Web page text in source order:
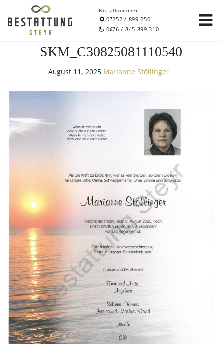
Notfallnummer
07252 / 899 250
0676 / 845 899 310
SKM_C30825081110540
August 11, 2025 Marianne Stöllinger